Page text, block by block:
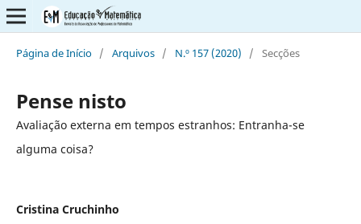
Página de Início / Arquivos / N.º 157 (2020) / Secções
Pense nisto
Avaliação externa em tempos estranhos: Entranha-se
alguma coisa?
Cristina Cruchinho